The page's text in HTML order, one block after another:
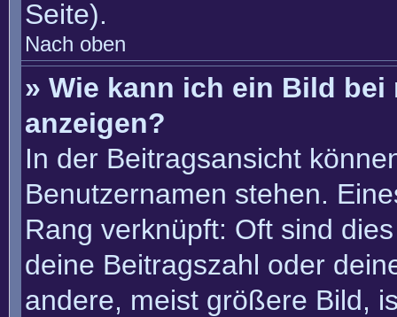
Seite).
Nach oben
» Wie kann ich ein Bild bei
anzeigen?
In der Beitragsansicht
Benutzernamen stehen.
Rang verknüpft: Oft sind
deine Beitragszahl oder
andere, meist größere Bild,